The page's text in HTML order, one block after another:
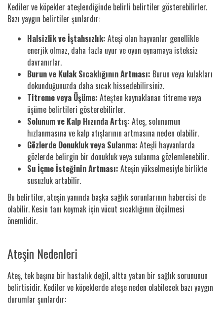
Kediler ve köpekler ateşlendiğinde belirli belirtiler gösterebilirler.
Bazı yaygın belirtiler şunlardır:
Halsizlik ve İştahsızlık: Ateşi olan hayvanlar genellikle
enerjik olmaz, daha fazla uyur ve oyun oynamaya isteksiz
davranırlar.
Burun ve Kulak Sıcaklığının Artması: Burun veya kulakları
dokunduğunuzda daha sıcak hissedebilirsiniz.
Titreme veya Üşüme: Ateşten kaynaklanan titreme veya
üşüme belirtileri gösterebilirler.
Solunum ve Kalp Hızında Artış: Ateş, solunumun
hızlanmasına ve kalp atışlarının artmasına neden olabilir.
Gözlerde Donukluk veya Sulanma: Ateşli hayvanlarda
gözlerde belirgin bir donukluk veya sulanma gözlemlenebilir.
Su İçme İsteğinin Artması: Ateşin yükselmesiyle birlikte
susuzluk artabilir.
Bu belirtiler, ateşin yanında başka sağlık sorunlarının habercisi de
olabilir. Kesin tanı koymak için vücut sıcaklığının ölçülmesi
önemlidir.
Ateşin Nedenleri
Ateş, tek başına bir hastalık değil, altta yatan bir sağlık sorununun
belirtisidir. Kediler ve köpeklerde ateşe neden olabilecek bazı yaygın
durumlar şunlardır: